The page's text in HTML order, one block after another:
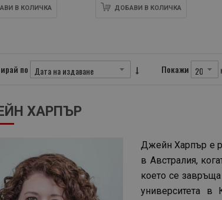
В КОЛИЧКА ДОБАВИ В КОЛИЧКА
по Покажи
ХАРПЪР
Джейн Харпър е
в Австралия,
което се
университета в